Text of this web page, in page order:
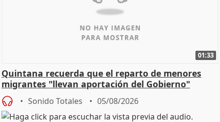
01:33
Quintana recuerda que el reparto de menores
migrantes "llevan aportación del Gobierno"
central
Sonido Totales 05/08/2026